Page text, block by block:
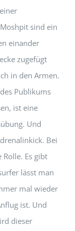
sind ein
einander
zugefügt
in den Armen.
Publikums
ist eine
Und
Bei
Es gibt
lässt man
mal wieder
ist. Und
dieser